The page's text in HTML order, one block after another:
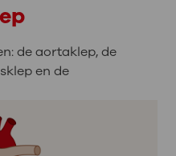
de aortaklep, de
en de